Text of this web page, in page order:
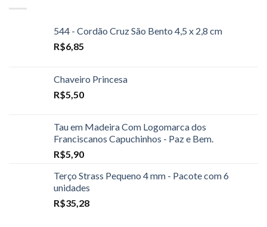
544 - Cordão Cruz São Bento 4,5 x 2,8 cm
R$6,85
Chaveiro Princesa
R$5,50
Tau em Madeira Com Logomarca dos
Franciscanos Capuchinhos - Paz e Bem.
R$5,90
Terço Strass Pequeno 4 mm - Pacote com 6
unidades
R$35,28